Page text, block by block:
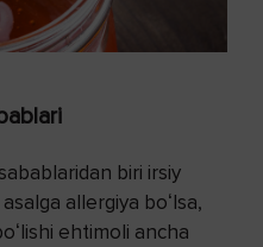
biri irsiy
allergiya boʻlsa,
ehtimoli ancha